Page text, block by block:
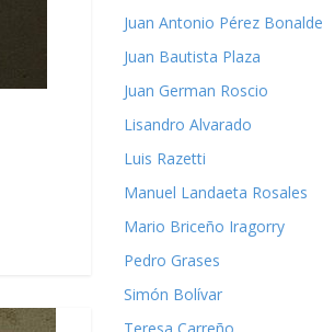
Juan Antonio Pérez Bonalde
Juan Bautista Plaza
Juan German Roscio
Lisandro Alvarado
Luis Razetti
Manuel Landaeta Rosales
Mario Briceño Iragorry
Pedro Grases
Simón Bolívar
Teresa Carreño